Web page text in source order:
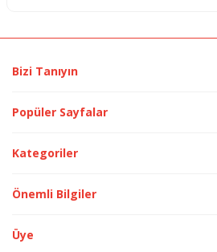
Bizi Tanıyın
Popüler Sayfalar
Kategoriler
Önemli Bilgiler
Üye